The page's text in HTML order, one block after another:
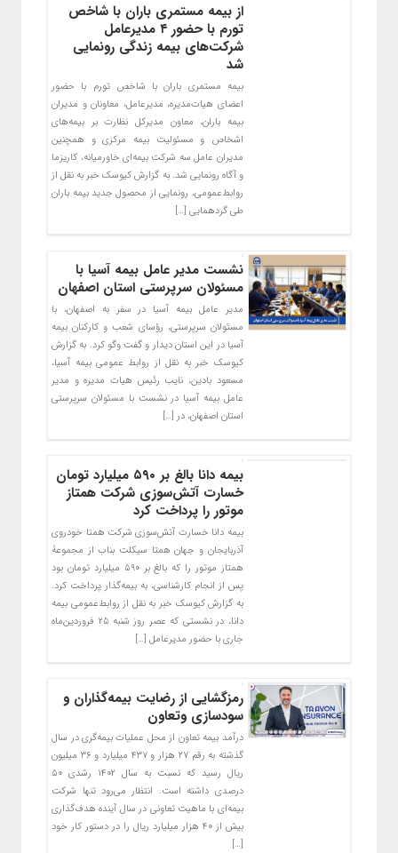
از بیمه مستمری باران با شاخص
تورم با حضور ۴ مدیرعامل
شرکت‌های بیمه زندگی رونمایی
شد
بیمه مستمری باران با شاخص تورم با حضور
اعضای هیات‌مدیره، مدیرعامل، معاونان و مدیران
بیمه باران، معاون مدیرکل نظارت بر بیمه‌های
اشخاص و مسئولیت بیمه مرکزی و همچنین
مدیران عامل سه شرکت بیمه‌ای خاورمیانه، کاریزما
و آگاه رونمایی شد. به گزارش کیوسک خبر به نقل از
روابط‌عمومی، رونمایی از محصول جدید بیمه باران
طی گردهمایی […]
نشست مدیر عامل بیمه آسیا با
مسئولان سرپرستی استان اصفهان
مدیر عامل بیمه آسیا در سفر به اصفهان، با
مسئولان سرپرستی، رؤسای شعب و کارکنان بیمه
آسیا در این استان دیدار و گفت وگو کرد. به گزارش
کیوسک خبر به نقل از روابط عمومی بیمه آسیا،
مسعود بادین، نایب رئیس هیات مدیره و مدیر
عامل بیمه آسیا در نشست با مسئولان سرپرستی
استان اصفهان، در […]
بیمه دانا بالغ بر ۵۹۰ میلیارد تومان
خسارت آتش‌سوزی شرکت همتاز
موتور را پرداخت کرد
بیمه دانا خسارت آتش‌سوزی شرکت همتا خودروی
آذربایجان و جهان همتا سیکلت بناب از مجموعۀ
همتاز موتور را که بالغ بر ۵۹۰ میلیارد تومان بود
پس از انجام کارشناسی، به بیمه‌گذار پرداخت کرد.
به گزارش کیوسک خبر به نقل از روابط‌عمومی بیمه
دانا، در نشستی که عصر روز شنبه ۲۵ فروردین‌ماه
جاری با حضور مدیرعامل […]
رمزگشایی از رضایت بیمه‌گذاران و
سودسازی وتعاون
درآمد بیمه تعاون از محل عملیات بیمه‌گری در سال
گذشته به رقم ۲۷ هزار و ۴۳۷ میلیارد و ۳۶ میلیون
ریال رسید که نسبت به سال ۱۴۰۲ رشدی ۵۰
درصدی داشته است. انتظار می‌رود تنها شرکت
بیمه‌ای با ماهیت تعاونی در سال آینده هدف‌گذاری
بیش از ۴۰ هزار میلیارد ریال را در دستور کار خود
[…]